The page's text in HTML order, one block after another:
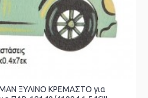
ΞΥΛΙΝΟ ΚΡΕΜΑΣΤΟ για